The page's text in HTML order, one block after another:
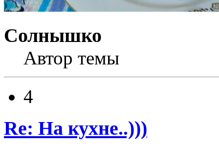
Солнышко
Автор темы
4
Re: На кухне..)))